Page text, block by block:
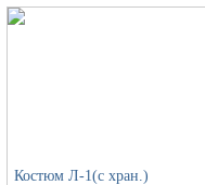
Костюм Л-1(с хран.)